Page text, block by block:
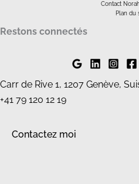
Contact
Plan du
Restons connectés
Carr de Rive 1, 1207 Genève,
+41 79 120 12 19
Contactez moi